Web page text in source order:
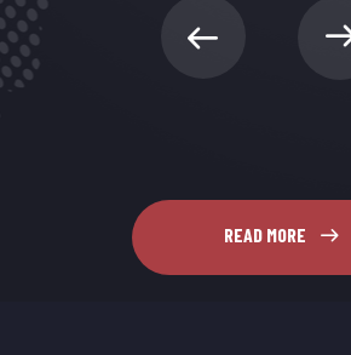
READ MORE